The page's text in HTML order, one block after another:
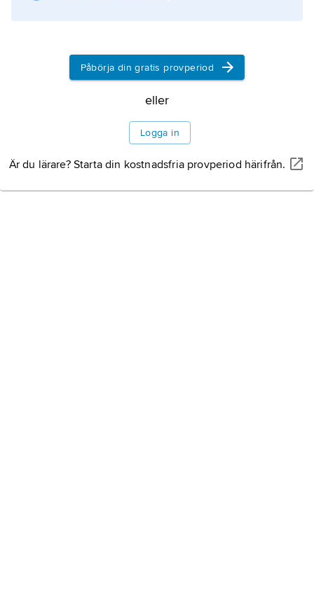
Information om artikeln
Påbörja din gratis provperiod
eller
Logga in
Är du lärare? Starta din kostnadsfria provperiod härifrån.